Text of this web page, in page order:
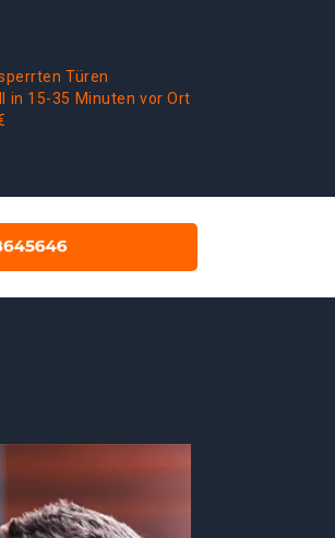
Türen
in 15-35 Minuten vor Ort